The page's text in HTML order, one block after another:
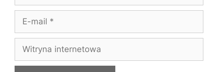
Witryna
internetowa